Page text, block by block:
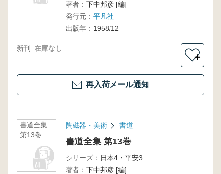
著者： 下中邦彦 [編]
発行元： 平凡社
出版年： 1958/12
新刊 在庫なし
＋
再入荷メール通知
書道全集
第13巻
陶磁器・美術 書道
書道全集 第13巻
シリーズ： 日本4・平安3
著者： 下中邦彦 [編]